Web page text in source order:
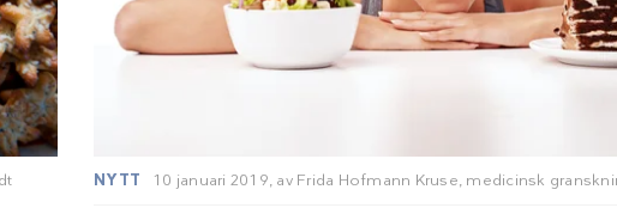
NYTT 10 januari 2019, av Frida Hofmann Kruse, medicinsk